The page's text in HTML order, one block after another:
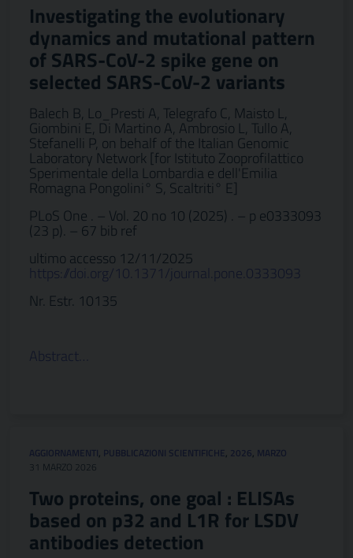
Investigating the evolutionary
dynamics and mutational pattern
of SARS-CoV-2 spike gene on
selected SARS-CoV-2 variants
Balech B, Lo_Presti A, Telegrafo C, Maisto L,
Giombini E, Di Martino A, Ambrosio L, Tullo A,
Stefanelli P, on behalf of the Italian Genomic
Laboratory Network [for Istituto Zooprofilattico
Sperimentale della Lombardia e dell'Emilia
Romagna Pongolini° S, Scaltriti° E]
PLoS One . – Vol. 20 no 10 (2025) . – p e0333093
(23 p). – 67 bib ref
ultimo accesso 12/11/2025
https://doi.org/10.1371/journal.pone.0333093
Nr. Estr. 10135
Abstract…
AGGIORNAMENTI, PUBBLICAZIONI SCIENTIFICHE, 2026, MARZO
31 MARZO 2026
Two proteins, one goal : ELISAs
based on p32 and L1R for LSDV
antibodies detection